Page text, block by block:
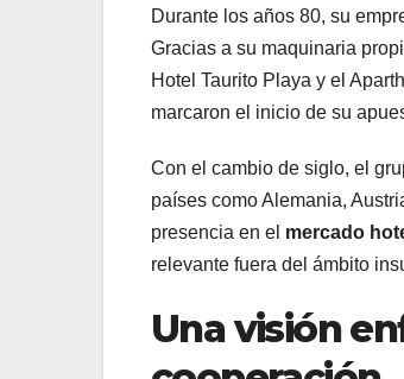
Durante los años 80, su
Gracias a su maquinaria
Hotel Taurito Playa y el
marcaron el inicio de su
Con el cambio de siglo, el
países como Alemania,
presencia en el mercado
relevante fuera del ámbito
Una visión